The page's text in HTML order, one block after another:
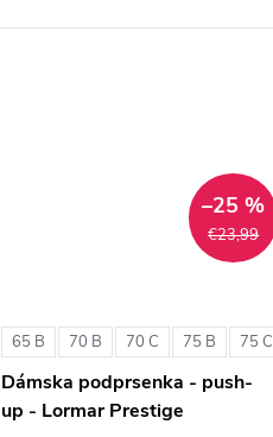
€23,99
–25 %
65 B 70 B 70 C 75 B 75 C
Dámska podprsenka - push-
up - Lormar Prestige